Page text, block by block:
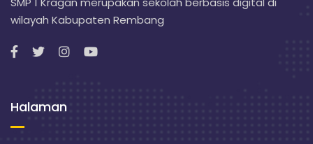
wilayah Kabupaten Rembang
Halaman